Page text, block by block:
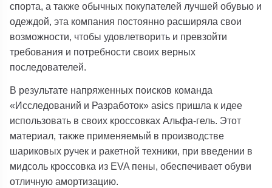
спорта, а также обычных покупателей лучшей обувью и
одеждой, эта компания постоянно расширяла свои
возможности, чтобы удовлетворить и превзойти
требования и потребности своих верных
последователей.
В результате напряженных поисков команда
«Исследований и Разработок» asics пришла к идее
использовать в своих кроссовках Альфа-гель. Этот
материал, также применяемый в производстве
шариковых ручек и ракетной техники, при введении в
мидсоль кроссовка из EVA пены, обеспечивает обуви
отличную амортизацию.